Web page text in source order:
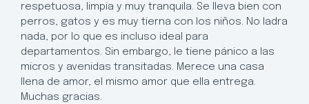
respetuosa, limpia y muy tranquila. Se lleva bien con
perros, gatos y es muy tierna con los niños. No ladra
nada, por lo que es incluso ideal para
departamentos. Sin embargo, le tiene pánico a las
micros y avenidas transitadas. Merece una casa
llena de amor, el mismo amor que ella entrega.
Muchas gracias.